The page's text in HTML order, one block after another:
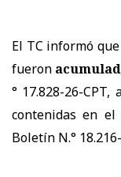
El TC informó
fueron
° 17.828-26-
contenidas en
Boletín N.°